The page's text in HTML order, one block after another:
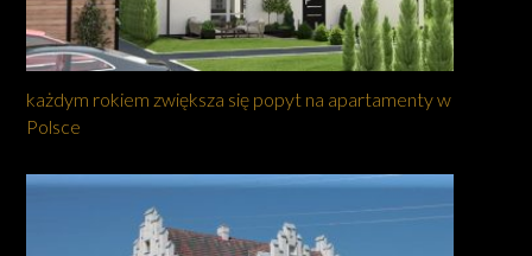
każdym rokiem zwiększa się popyt na apartamenty w
Polsce